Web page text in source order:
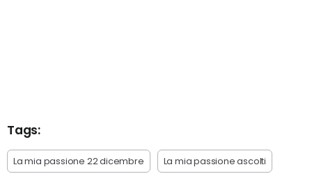
Tags:
La mia passione 22 dicembre La mia passione ascolti